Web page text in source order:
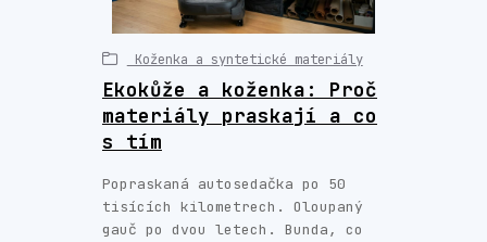
Ekokůže a koženka: Proč
materiály praskají a co
s tím
Koženka a syntetické materiály
Popraskaná autosedačka po 50
tisících kilometrech. Oloupaný
gauč po dvou letech. Bunda, co